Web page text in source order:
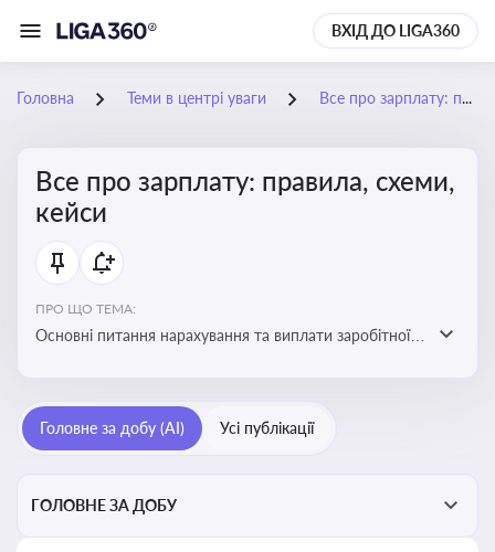
ВХІД ДО LIGA360
Головна Теми в центрі уваги Все про зарплату: правила, схеми, кейси
Все про зарплату: правила, схеми,
кейси
ПРО ЩО ТЕМА:
Основні питання нарахування та виплати заробітної
інформації про можливі схеми зловживань
Головне за добу (AI) Усі публікації
ГОЛОВНЕ ЗА ДОБУ